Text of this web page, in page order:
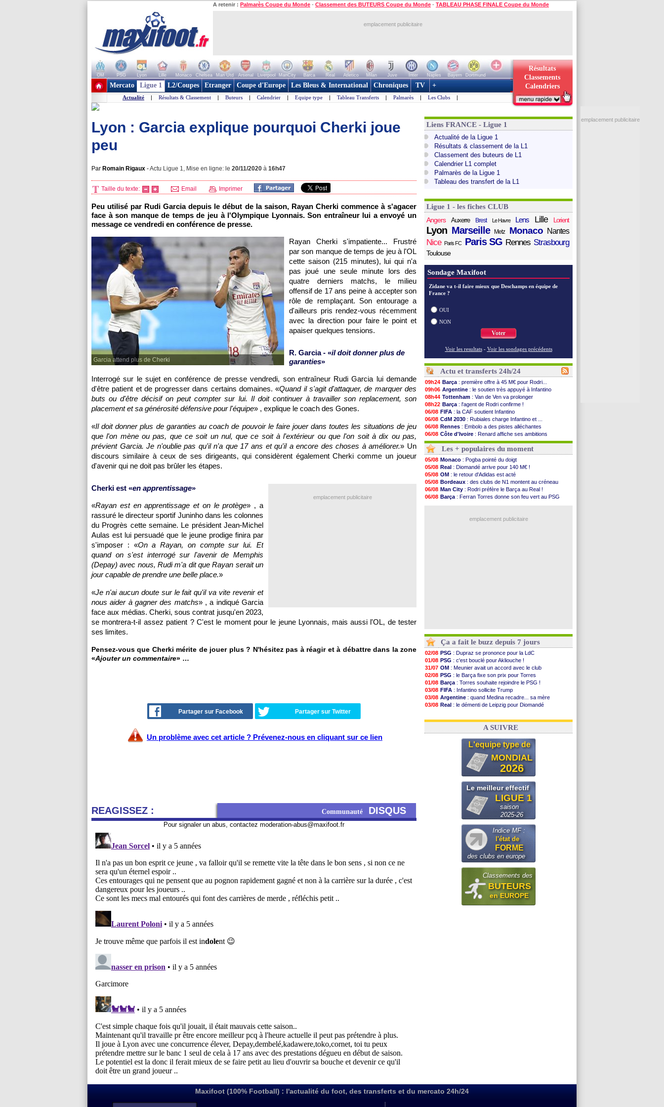
A retenir : Palmarès Coupe du Monde - Classement des BUTEURS Coupe du Monde - TABLEAU PHASE FINALE Coupe du Monde
emplacement publicitaire
OM PSG Lyon Lille Monaco Chelsea Man Utd Arsenal Liverpool ManCity Barca Real Atletico Milan Juve Inter Naples Bayern
Dortmund
+ de clubs
Résultats
Classements
Calendriers
Mercato Ligue 1 L2/Coupes Etranger Coupe d'Europe Les Bleus & International Chroniques TV +
Actualité | Résultats & Classement | Buteurs | Calendrier | Equipe type | Tableau Transferts | Palmarès | Les Clubs |
Lyon : Garcia explique pourquoi Cherki joue
peu
Par Romain Rigaux -Actu Ligue 1, Mise en ligne: le 20/11/2020 à 16h47
Taille du texte: Email Imprimer
Peu utilisé par Rudi Garcia depuis le début de la saison, Rayan Cherki commence à s'agacer
face à son manque de temps de jeu à l'Olympique Lyonnais. Son entraîneur lui a envoyé un
message ce vendredi en conférence de presse.
Garcia attend plus de Cherki
Rayan Cherki s'impatiente... Frustré
par son manque de temps de jeu à l'OL
cette saison (215 minutes), lui qui n'a
pas joué une seule minute lors des
quatre derniers matchs, le milieu
offensif de 17 ans peine à accepter son
rôle de remplaçant. Son entourage a
d'ailleurs pris rendez-vous récemment
avec la direction pour faire le point et
apaiser quelques tensions.
R. Garcia - «il doit donner plus de
garanties»
Interrogé sur le sujet en conférence de presse vendredi, son entraîneur Rudi Garcia lui demande
d'être patient et de progresser dans certains domaines. «Quand il s'agit d'attaquer, de marquer des
buts ou d'être décisif on peut compter sur lui. Il doit continuer à travailler son replacement, son
placement et sa générosité défensive pour l'équipe» , explique le coach des Gones.
«Il doit donner plus de garanties au coach de pouvoir le faire jouer dans toutes les situations de jeu
que l'on mène ou pas, que ce soit un nul, que ce soit à l'extérieur ou que l'on soit à dix ou pas,
prévient Garcia. Je n'oublie pas qu'il n'a que 17 ans et qu'il a encore des choses à améliorer.» Un
discours similaire à ceux de ses dirigeants, qui considèrent également Cherki comme un joueur
d'avenir qui ne doit pas brûler les étapes.
emplacement publicitaire
Cherki est «en apprentissage»
«Rayan est en apprentissage et on le protège» , a
rassuré le directeur sportif Juninho dans les colonnes
du Progrès cette semaine. Le président Jean-Michel
Aulas est lui persuadé que le jeune prodige finira par
s'imposer : «On a Rayan, on compte sur lui. Et
quand on s'est interrogé sur l'avenir de Memphis
(Depay) avec nous, Rudi m'a dit que Rayan serait un
jour capable de prendre une belle place.»
«Je n'ai aucun doute sur le fait qu'il va vite revenir et
nous aider à gagner des matchs» , a indiqué Garcia
face aux médias. Cherki, sous contrat jusqu'en 2023,
se montrera-t-il assez patient ? C'est le moment pour le jeune Lyonnais, mais aussi l'OL, de tester
ses limites.
Pensez-vous que Cherki mérite de jouer plus ? N'hésitez pas à réagir et à débattre dans la zone
«Ajouter un commentaire» …
Partager sur Facebook Partager sur Twitter
Un problème avec cet article ? Prévenez-nous en cliquant sur ce lien
REAGISSEZ : Communauté DISQUS
Pour signaler un abus, contactez moderation-abus@maxifoot.fr
Liens FRANCE - Ligue 1
Actualité de la Ligue 1
Résultats & classement de la L1
Classement des buteurs de L1
Calendrier L1 complet
Palmarès de la Ligue 1
Tableau des transfert de la L1
Ligue 1 - les fiches CLUB
Angers
Auxerre Brest Le Havre Lens Lille Lorient
Lyon Marseille Metz Monaco Nantes
Nice Paris FC Paris SG Rennes Strasbourg
Toulouse
Sondage Maxifoot
Zidane va t-il faire mieux que Deschamps en équipe de
France ?
OUI
NON
Voter
Voir les resultats - Voir les sondages précédents
Actu et transferts 24h/24
09h24 Barça : première offre à 45 M€ pour Rodri...
09h06 Argentine : le soutien très appuyé à Infantino
08h44 Tottenham : Van de Ven va prolonger
08h22 Barça : l'agent de Rodri confirme !
06/08 FIFA : la CAF soutient Infantino
06/08 CdM 2030 : Rubiales charge Infantino et ...
06/08 Rennes : Embolo a des pistes alléchantes
06/08 Côte d'Ivoire : Renard affiche ses ambitions
06/08 Rennes: Haise confirme pour Aït Boudlal
06/08
Man City: Trafford à Leeds pour 47 M€ (off...
06/08 Man Utd: Zirkzee vers la Juventus ?
06/08 Amical: Monaco s'impose contre Getafe
06/08 Nantes: Der Zakarian et sa relation avec Kita
06/08 OM : le club prêt à libérer Kondogbia ?
06/08 Monaco: le message touchant d'Akliouche
06/08 FIFA: Tebas en remet une couche
06/08 FIFA: l'UEFA maintient la pression
: Mangala va rejoindre Getafe
Les + populaires du moment
05/08 Monaco : Pogba pointé du doigt
05/08 Real : Diomandé arrive pour 140 M€ !
05/08 OM : le retour d'Adidas est acté
05/08 Bordeaux : des clubs de N1 montent au créneau
06/08 Man City : Rodri préfère le Barça au Real !
06/08 Barça : Ferran Torres donne son feu vert au PSG
emplacement publicitaire
Ça a fait le buzz depuis 7 jours
02/08 PSG : Dupraz se prononce pour la LdC
01/08 PSG : c'est bouclé pour Akliouche !
31/07 OM : Meunier avait un accord avec le club
02/08 PSG : le Barça fixe son prix pour Torres
01/08 Barça : Torres souhaite rejoindre le PSG !
03/08 FIFA : Infantino sollicite Trump
03/08 Argentine : quand Medina recadre... sa mère
03/08 Real : le démenti de Leipzig pour Diomandé
31/07 FIFA: le conseiller d'Infantino démissionne !
A SUIVRE
L'equipe type de
MONDIAL
2026
Le meilleur effectif
LIGUE 1
saison
2025-26
Indice MF :
l'état de
FORME
des clubs en europe
Classements des
BUTEURS
en EUROPE
emplacement publicitaire
Maxifoot (100% Football) : l'actualité du foot, des transferts et du mercato 24h/24